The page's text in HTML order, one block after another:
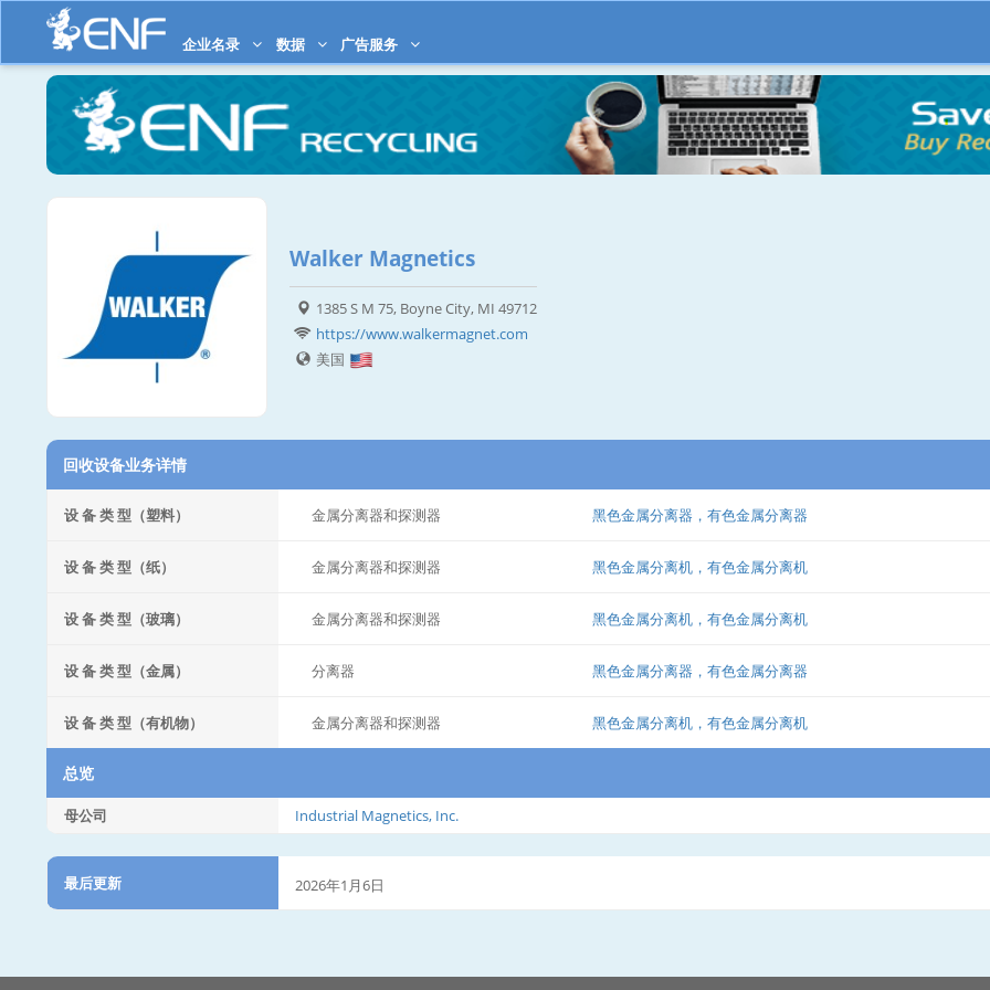
企业名录 数据 广告服务
Walker Magnetics
1385 S M 75, Boyne City, MI 49712
https://www.walkermagnet.com
美国
回收设备业务详情
设 备 类 型（塑料） 金属分离器和探测器 黑色金属分离器，有色金属分离器
设 备 类 型（纸） 金属分离器和探测器 黑色金属分离机，有色金属分离机
设 备 类 型（玻璃） 金属分离器和探测器 黑色金属分离机，有色金属分离机
设 备 类 型（金属） 分离器 黑色金属分离器，有色金属分离器
设 备 类 型（有机物） 金属分离器和探测器 黑色金属分离机，有色金属分离机
总览
母公司 Industrial Magnetics, Inc.
最后更新 2026年1月6日